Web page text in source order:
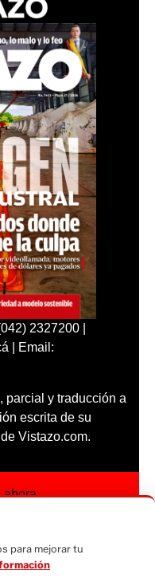
2327200 |
| Email:
parcial y traducción a
escrita de su
Vistazo.com.
ahora
para mejorar tu